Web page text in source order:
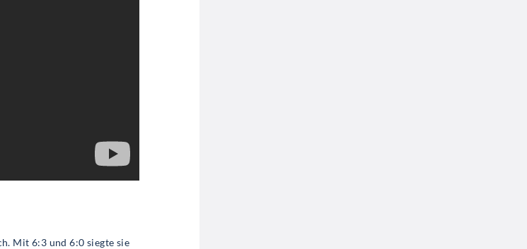
Mit 6:3 und 6:0 siegte sie